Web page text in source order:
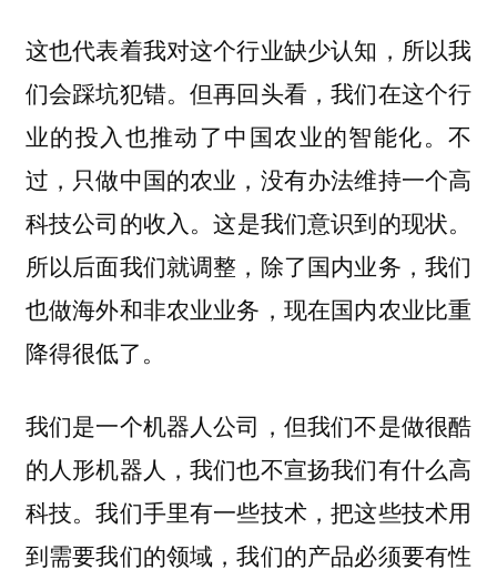
这也代表着我对这个行业缺少认知，所以我
们会踩坑犯错。但再回头看，我们在这个行
业的投入也推动了中国农业的智能化。不
过，只做中国的农业，没有办法维持一个高
科技公司的收入。这是我们意识到的现状。
所以后面我们就调整，除了国内业务，我们
也做海外和非农业业务，现在国内农业比重
降得很低了。
我们是一个机器人公司，但我们不是做很酷
的人形机器人，我们也不宣扬我们有什么高
科技。我们手里有一些技术，把这些技术用
到需要我们的领域，我们的产品必须要有性